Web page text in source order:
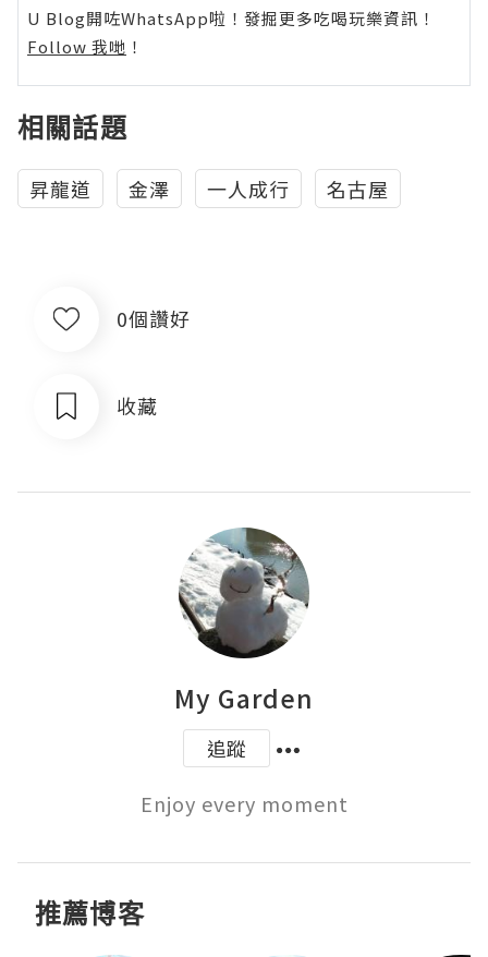
U Blog開咗WhatsApp啦！發掘更多吃喝玩樂資訊！
Follow 我哋 ！
相關話題
昇龍道 金澤 一人成行 名古屋
0個讚好
收藏
My Garden
追蹤
Enjoy every moment
推薦博客